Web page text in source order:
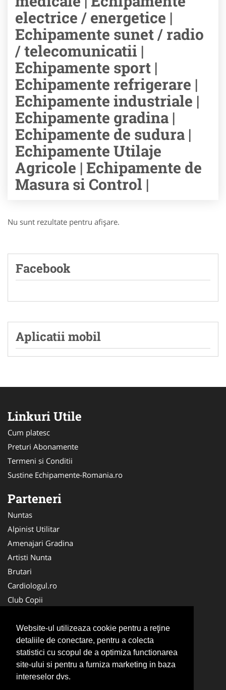
Website-ul utilizeaza cookie pentru a reţine
detaliile de conectare, pentru a colecta
statistici cu scopul de a optimiza functionarea
site-ului si pentru a furniza marketing in baza
intereselor dvs.
electrice / energetice |
Echipamente sunet / radio
/ telecomunicatii |
Echipamente sport |
Echipamente refrigerare |
Echipamente industriale |
Echipamente gradina |
Echipamente de sudura |
Echipamente Utilaje
Agricole | Echipamente de
Masura si Control |
Nu sunt rezultate pentru afişare.
Facebook
Aplicatii mobil
Linkuri Utile
Cum platesc
Preturi Abonamente
Termeni si Conditii
Sustine Echipamente-Romania.ro
Parteneri
Nuntas
Alpinist Utilitar
Amenajari Gradina
Artisti Nunta
Brutari
Cardiologul.ro
Club Copii
Ambalaje Romania
Cabinet-Individual.ro
CentruInchirieri.ro
Cursuri Romania